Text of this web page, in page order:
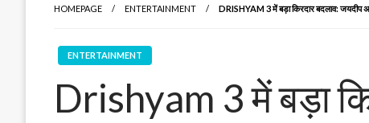
HOMEPAGE ENTERTAINMENT DRISHYAM 3 में बड़ा किरदार बदलाव: जयदीप
ENTERTAINMENT
Drishyam 3 में बड़ा